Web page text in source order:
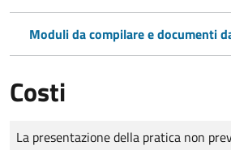
Moduli da compilare e documenti
Costi
Tipo di pagamento
Importo
La presentazione della pratica non